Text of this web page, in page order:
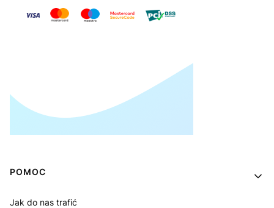
Linki w stopce
POMOC
Jak do nas trafić